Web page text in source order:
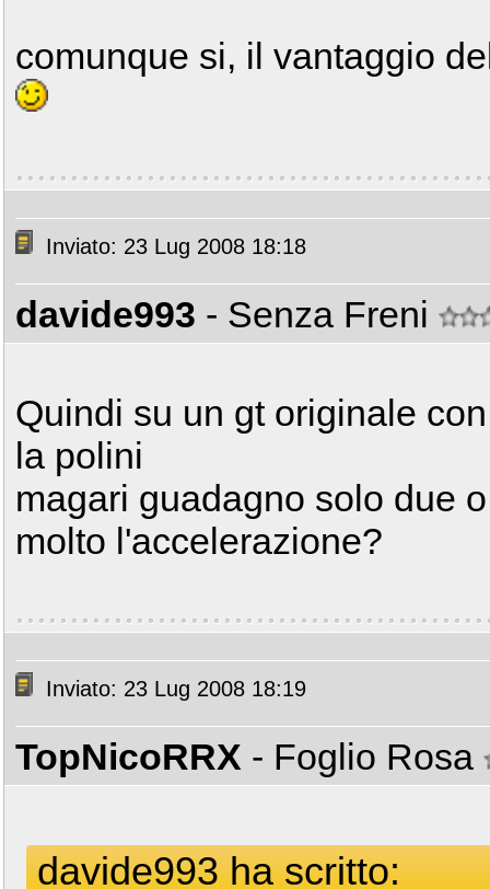
comunque si, il vantaggio
Inviato: 23 Lug 2008 18:18
davide993 - Senza Freni
Quindi su un gt originale con
la polini
magari guadagno solo due
molto l'accelerazione?
Inviato: 23 Lug 2008 18:19
TopNicoRRX - Foglio Rosa
davide993 ha scritto: